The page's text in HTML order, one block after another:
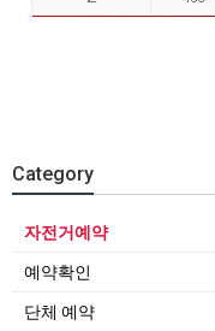
Category
자전거예약
예약확인
단체 예약